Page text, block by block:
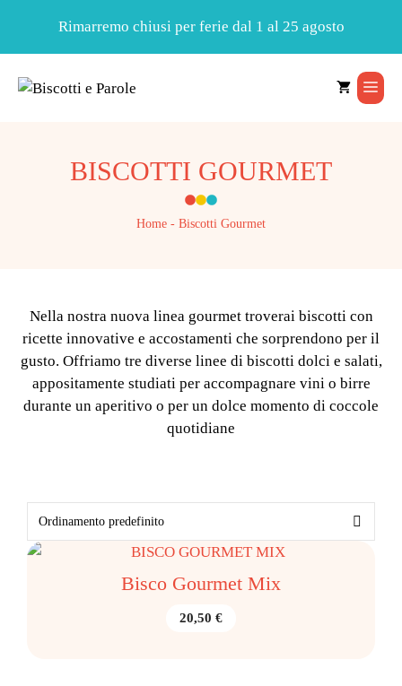
Rimarremo chiusi per ferie dal 1 al 25 agosto
BISCOTTI GOURMET
Home - Biscotti Gourmet
Nella nostra nuova linea gourmet troverai biscotti con
ricette innovative e accostamenti che sorprendono per il
gusto. Offriamo tre diverse linee di biscotti dolci e salati,
appositamente studiati per accompagnare vini o birre
durante un aperitivo o per un dolce momento di coccole
quotidiane
Bisco Gourmet Mix
20,50 €